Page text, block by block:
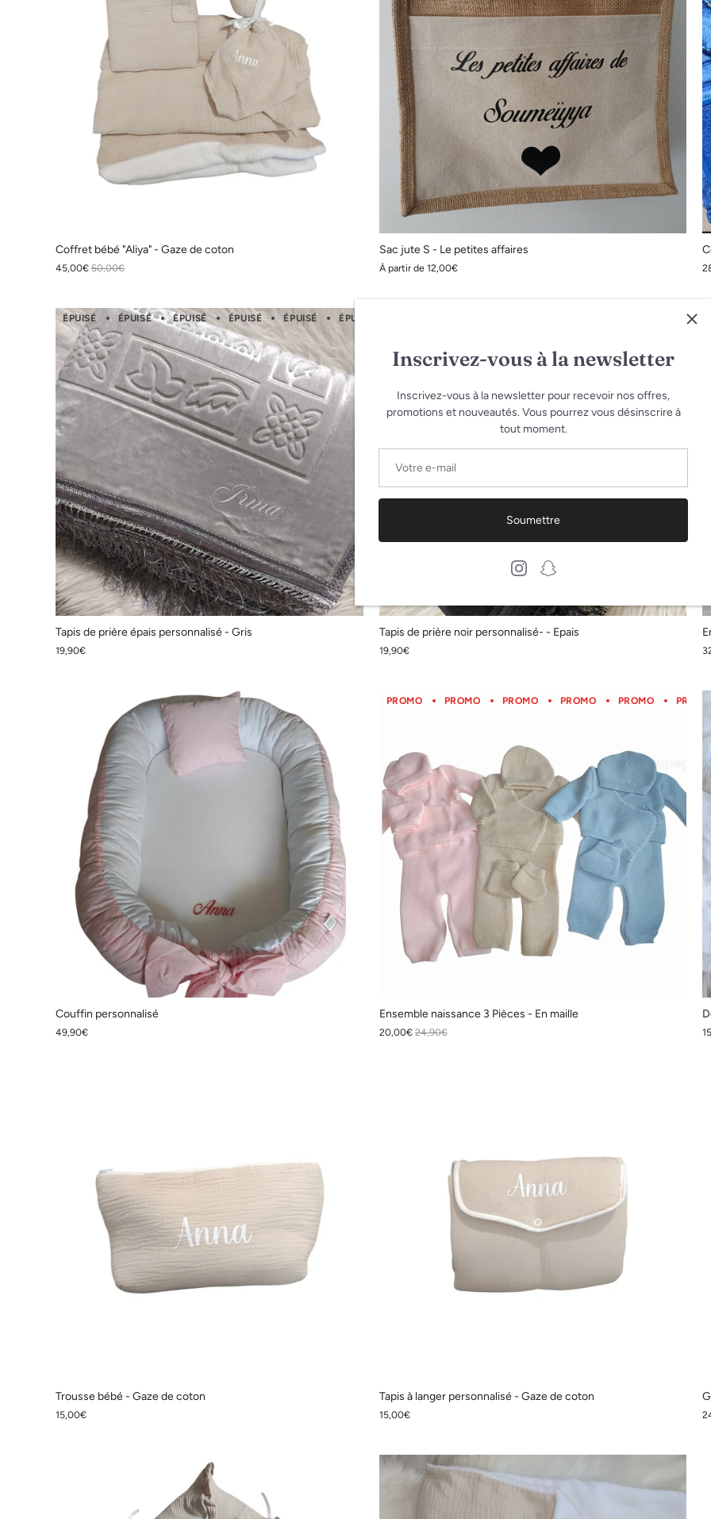
Coffret bébé "Aliya" - Gaze de coton
45,00€ 50,00€
Sac jute S - Le petites affaires
À partir de 12,00€
ÉPUISÉ ÉPUISÉ ÉPUISÉ ÉPUISÉ ÉPUISÉ ÉPUISÉ ÉPUISÉ
Tapis de prière épais personnalisé - Gris
19,90€
ÉPUISÉ
Tapis de prière noir personnalisé- - Epais
19,90€
Couffin personnalisé
49,90€
PROMO PROMO PROMO PROMO PROMO PROMO
Ensemble naissance 3 Pièces - En maille
20,00€ 24,90€
Trousse bébé - Gaze de coton
15,00€
Tapis à langer personnalisé - Gaze de coton
15,00€
Inscrivez-vous à la newsletter
Inscrivez-vous à la newsletter pour recevoir nos offres,
promotions et nouveautés. Vous pourrez vous désinscrire à
tout moment.
Soumettre